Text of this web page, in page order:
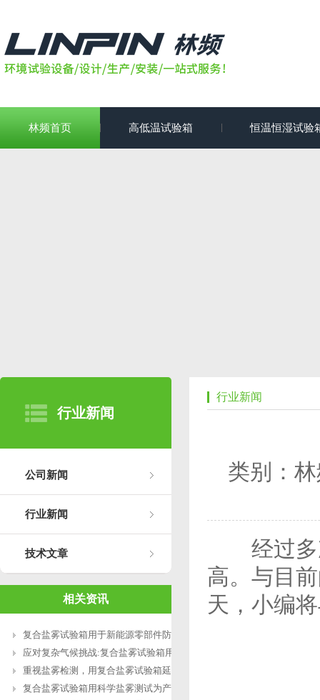
林频首页 高低温试验箱 恒温恒湿试验
行业新闻
公司新闻
行业新闻
技术文章
相关资讯
复合盐雾试验箱用于新能源零部件防腐测
应对复杂气候挑战:复合盐雾试验箱用于涂
重视盐雾检测，用复合盐雾试验箱延长产
复合盐雾试验箱用科学盐雾测试为产品研
行业新闻
类别：
经过多
高。与目
天，小编